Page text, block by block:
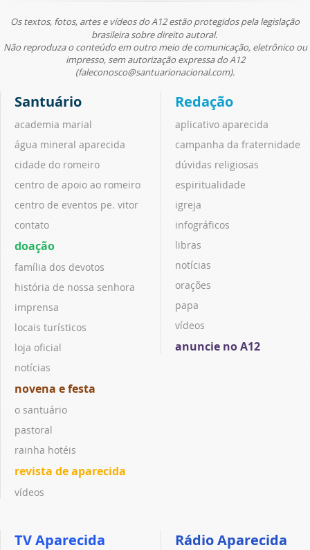
Os textos, fotos, artes e vídeos do A12 estão protegidos pela legislação
brasileira sobre direito autoral.
Não reproduza o conteúdo em outro meio de comunicação, eletrônico ou
impresso, sem autorização expressa do A12
(faleconosco@santuarionacional.com).
Santuário
academia marial
água mineral aparecida
cidade do romeiro
centro de apoio ao romeiro
centro de eventos pe. vitor
contato
doação
família dos devotos
história de nossa senhora
imprensa
locais turísticos
loja oficial
notícias
novena e festa
o santuário
pastoral
rainha hotéis
revista de aparecida
vídeos
Redação
aplicativo aparecida
campanha da fraternidade
dúvidas religiosas
espiritualidade
igreja
infográficos
libras
notícias
orações
papa
vídeos
anuncie no A12
TV Aparecida Rádio Aparecida